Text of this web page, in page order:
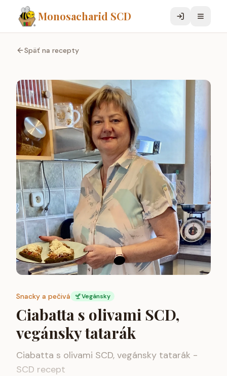
Monosacharid SCD
Späť na recepty
Snacky a pečivá Vegánsky
Ciabatta s olivami SCD,
vegánsky tatarák
Ciabatta s olivami SCD, vegánsky tatarák -
SCD recept